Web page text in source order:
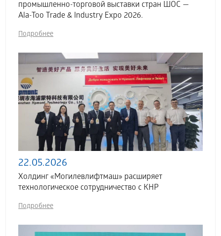
промышленно-торговой выставки стран ШОС —
Ala-Too Trade & Industry Expo 2026.
Подробнее
22.05.2026
Холдинг «Могилевлифтмаш» расширяет
технологическое сотрудничество с КНР
Подробнее